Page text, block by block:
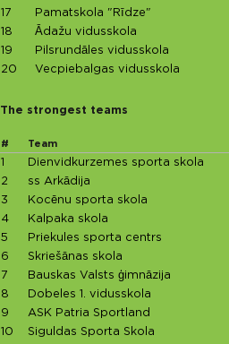
17
Pamatskola "Rīdze"
18
Ādažu vidusskola
19
Pilsrundāles vidusskola
20
Vecpiebalgas vidusskola
The strongest teams
# Team
1 Dienvidkurzemes sporta skola
2
ss Arkādija
3
Kocēnu sporta skola
4
Kalpaka skola
5
Priekules sporta centrs
6
Skriešānas skola
7
Bauskas Valsts ģimnāzija
8
Dobeles 1. vidusskola
9
ASK Patria Sportland
10
Siguldas Sporta Skola